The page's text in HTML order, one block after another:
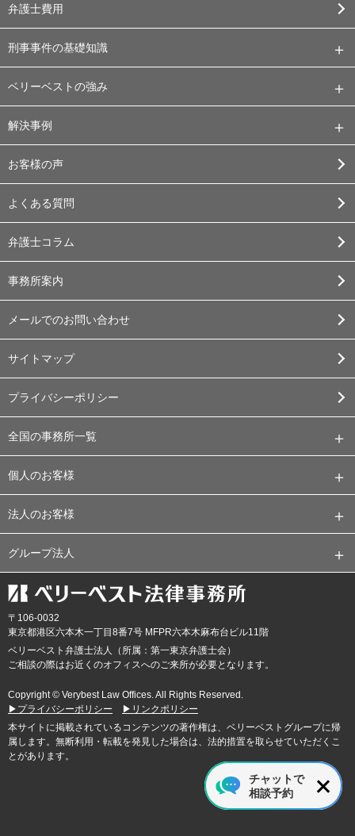
弁護士費用
刑事事件の基礎知識
ベリーベストの強み
解決事例
お客様の声
よくある質問
弁護士コラム
事務所案内
メールでのお問い合わせ
サイトマップ
プライバシーポリシー
全国の事務所一覧
個人のお客様
法人のお客様
グループ法人
〒106-0032
東京都港区六本木一丁目8番7号 MFPR六本木麻布台ビル11階
ベリーベスト弁護士法人（所属：第一東京弁護士会）
ご相談の際はお近くのオフィスへのご来所が必要となります。
Copyright © Verybest Law Offices. All Rights Reserved.
▶プライバシーポリシー
▶リンクポリシー
本サイトに掲載されているコンテンツの著作権は、ベリーベストグループに帰
属します。無断利用・転載を発見した場合は、法的措置を取らせていただくこ
とがあります。